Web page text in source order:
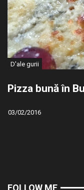
D'ale gurii
Pizza bună în
03/02/2016
FOLLOW ME